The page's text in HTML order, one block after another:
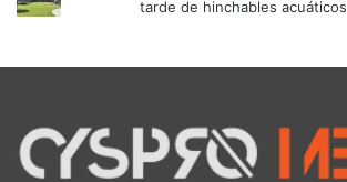
tarde de hinchables acuáticos